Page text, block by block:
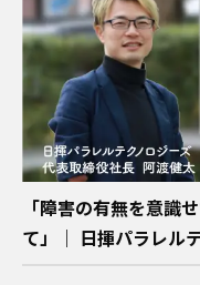
「障害の有無を意識
て」｜ 日揮パラレル